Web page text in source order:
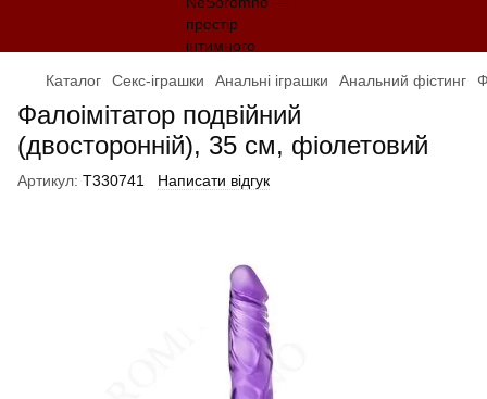
Каталог Секс-іграшки Анальні іграшки Анальний фістинг
Фалоімітатор подвійний
(двосторонній), 35 см, фіолетовий
Артикул: T330741 Написати відгук